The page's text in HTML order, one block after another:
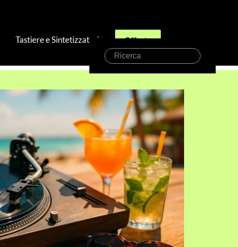
Tastiere e Sintetizzatori Offerte
Ricerca